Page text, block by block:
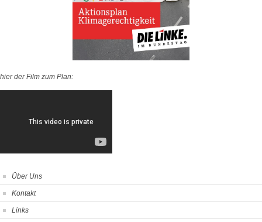
hier der Film zum Plan:
Über Uns
Kontakt
Links